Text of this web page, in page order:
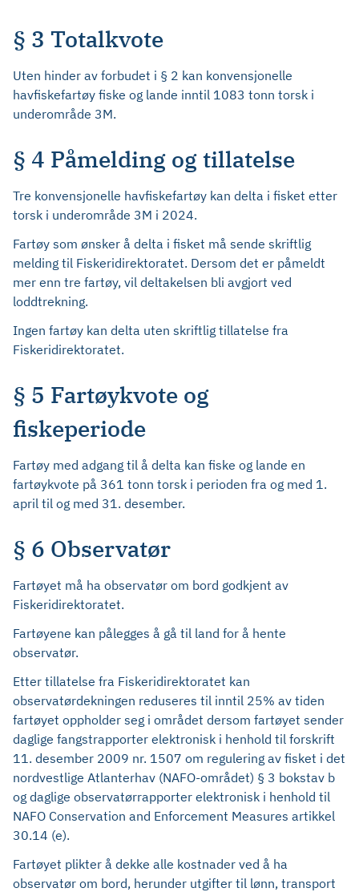
§ 3 Totalkvote
Uten hinder av forbudet i § 2 kan konvensjonelle
havfiskefartøy fiske og lande inntil 1083 tonn torsk i
underområde 3M.
§ 4 Påmelding og tillatelse
Tre konvensjonelle havfiskefartøy kan delta i fisket etter
torsk i underområde 3M i 2024.
Fartøy som ønsker å delta i fisket må sende skriftlig
melding til Fiskeridirektoratet. Dersom det er påmeldt
mer enn tre fartøy, vil deltakelsen bli avgjort ved
loddtrekning.
Ingen fartøy kan delta uten skriftlig tillatelse fra
Fiskeridirektoratet.
§ 5 Fartøykvote og
fiskeperiode
Fartøy med adgang til å delta kan fiske og lande en
fartøykvote på 361 tonn torsk i perioden fra og med 1.
april til og med 31. desember.
§ 6 Observatør
Fartøyet må ha observatør om bord godkjent av
Fiskeridirektoratet.
Fartøyene kan pålegges å gå til land for å hente
observatør.
Etter tillatelse fra Fiskeridirektoratet kan
observatørdekningen reduseres til inntil 25% av tiden
fartøyet oppholder seg i området dersom fartøyet sender
daglige fangstrapporter elektronisk i henhold til forskrift
11. desember 2009 nr. 1507 om regulering av fisket i det
nordvestlige Atlanterhav (NAFO-området) § 3 bokstav b
og daglige observatørrapporter elektronisk i henhold til
NAFO Conservation and Enforcement Measures artikkel
30.14 (e).
Fartøyet plikter å dekke alle kostnader ved å ha
observatør om bord, herunder utgifter til lønn, transport